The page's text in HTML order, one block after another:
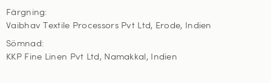
Färgning:
Vaibhav Textile Processors Pvt Ltd, Erode, Indien
Sömnad:
KKP Fine Linen Pvt Ltd, Namakkal, Indien